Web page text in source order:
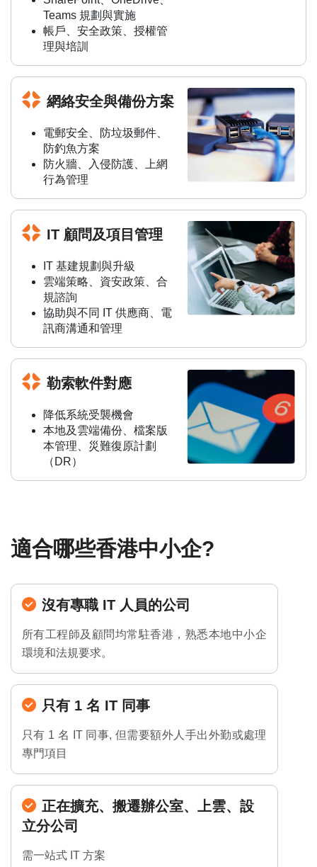
Teams 規劃與實施
帳戶、安全政策、授權管
理與培訓
網絡安全與備份方案
電郵安全、防垃圾郵件、
防釣魚方案
防火牆、入侵防護、上網
行為管理
IT 顧問及項目管理
IT 基建規劃與升級
雲端策略、資安政策、合
規諮詢
協助與不同 IT 供應商、電
訊商溝通和管理
勒索軟件對應
降低系統受襲機會
本地及雲端備份、檔案版
本管理、災難復原計劃
（DR）
適合哪些香港中小企?
沒有專職 IT 人員的公司
所有工程師及顧問均常駐香港，熟悉本地中小企
環境和法規要求。
只有 1 名 IT 同事
只有 1 名 IT 同事, 但需要額外人手出外勤或處理
專門項目
正在擴充、搬遷辦公室、上雲、設
立分公司
需一站式 IT 方案